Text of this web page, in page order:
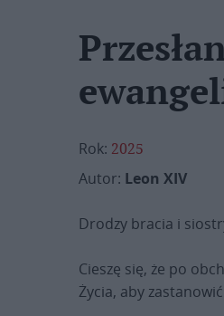
Rok: 2025
Autor: Leon XIV
Drodzy bracia i
Cieszę się, że po
Życia, aby